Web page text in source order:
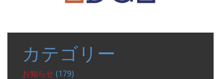
カテゴリー
お知らせ (179)